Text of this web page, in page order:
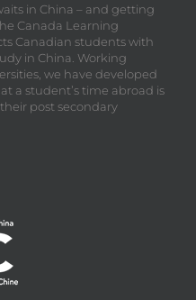
in China – and getting
Canada Learning
Canadian students with
in China. Working
we have developed
a student’s time abroad is
post secondary